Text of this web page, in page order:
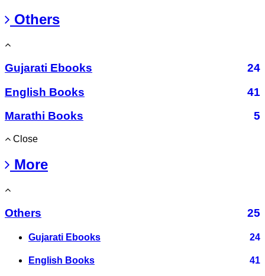
Others
Gujarati Ebooks
24
English Books
41
Marathi Books
5
Close
More
Others 25
Gujarati Ebooks 24
English Books 41